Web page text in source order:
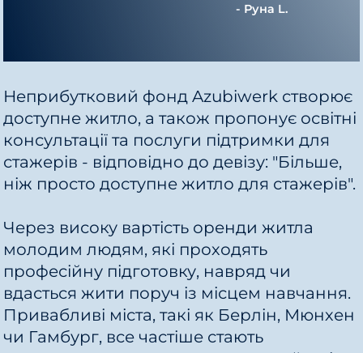
- Руна L.
Неприбутковий фонд Azubiwerk створює
доступне житло, а також пропонує освітні
консультації та послуги підтримки для
стажерів - відповідно до девізу: "Більше,
ніж просто доступне житло для стажерів".
Через високу вартість оренди житла
молодим людям, які проходять
професійну підготовку, навряд чи
вдасться жити поруч із місцем навчання.
Привабливі міста, такі як Берлін, Мюнхен
чи Гамбург, все частіше стають